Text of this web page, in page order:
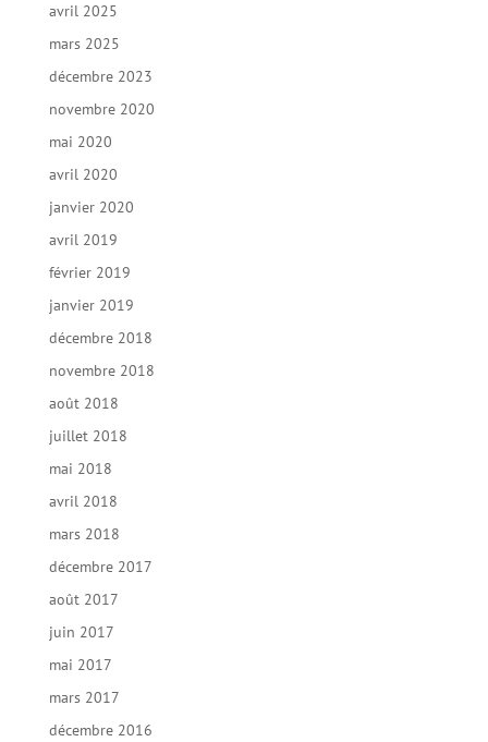
avril 2025
mars 2025
décembre 2023
novembre 2020
mai 2020
avril 2020
janvier 2020
avril 2019
février 2019
janvier 2019
décembre 2018
novembre 2018
août 2018
juillet 2018
mai 2018
avril 2018
mars 2018
décembre 2017
août 2017
juin 2017
mai 2017
mars 2017
décembre 2016